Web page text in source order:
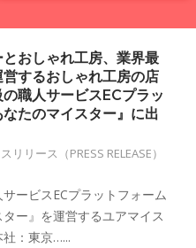
おしゃれ工房、業界最
するおしゃれ工房の店
職人サービスECプラッ
なたのマイスター』に出
リリース（PRESS RELEASE）
ービスECプラットフォーム
ター』を運営するユアマイス
：東京…...